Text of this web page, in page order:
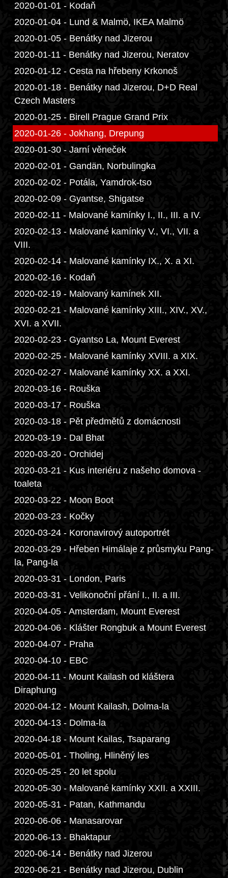
2020-01-01 - Kodaň
2020-01-04 - Lund & Malmö, IKEA Malmö
2020-01-05 - Benátky nad Jizerou
2020-01-11 - Benátky nad Jizerou, Neratov
2020-01-12 - Cesta na hřebeny Krkonoš
2020-01-18 - Benátky nad Jizerou, D+D Real
Czech Masters
2020-01-25 - Birell Prague Grand Prix
2020-01-26 - Jokhang, Drepung
2020-01-30 - Jarní věneček
2020-02-01 - Gandän, Norbulingka
2020-02-02 - Potála, Yamdrok-tso
2020-02-09 - Gyantse, Shigatse
2020-02-11 - Malované kamínky I., II., III. a IV.
2020-02-13 - Malované kamínky V., VI., VII. a
VIII.
2020-02-14 - Malované kamínky IX., X. a XI.
2020-02-16 - Kodaň
2020-02-19 - Malovaný kamínek XII.
2020-02-21 - Malované kamínky XIII., XIV., XV.,
XVI. a XVII.
2020-02-23 - Gyantso La, Mount Everest
2020-02-25 - Malované kamínky XVIII. a XIX.
2020-02-27 - Malované kamínky XX. a XXI.
2020-03-16 - Rouška
2020-03-17 - Rouška
2020-03-18 - Pět předmětů z domácnosti
2020-03-19 - Dal Bhat
2020-03-20 - Orchidej
2020-03-21 - Kus interiéru z našeho domova -
toaleta
2020-03-22 - Moon Boot
2020-03-23 - Kočky
2020-03-24 - Koronavirový autoportrét
2020-03-29 - Hřeben Himálaje z průsmyku Pang-
la, Pang-la
2020-03-31 - London, Paris
2020-03-31 - Velikonoční přání I., II. a III.
2020-04-05 - Amsterdam, Mount Everest
2020-04-06 - Klášter Rongbuk a Mount Everest
2020-04-07 - Praha
2020-04-10 - EBC
2020-04-11 - Mount Kailash od kláštera
Diraphung
2020-04-12 - Mount Kailash, Dolma-la
2020-04-13 - Dolma-la
2020-04-18 - Mount Kailas, Tsaparang
2020-05-01 - Tholing, Hliněný les
2020-05-25 - 20 let spolu
2020-05-30 - Malované kamínky XXII. a XXIII.
2020-05-31 - Patan, Kathmandu
2020-06-06 - Manasarovar
2020-06-13 - Bhaktapur
2020-06-14 - Benátky nad Jizerou
2020-06-21 - Benátky nad Jizerou, Dublin